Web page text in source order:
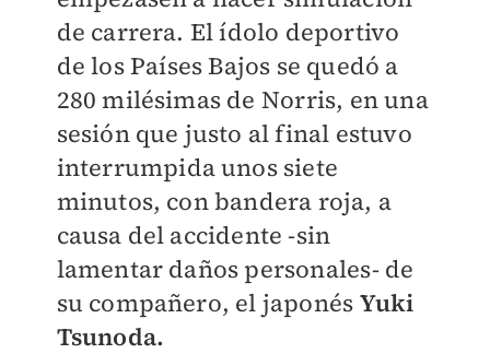
de carrera. El ídolo deportivo
de losPaíses Bajos se quedó a
280 milésimas de Norris, en una
sesión que justo al final estuvo
interrumpida unos siete
minutos, con bandera roja, a
causa del accidente -sin
lamentar daños personales- de
su compañero, el japonés Yuki
Tsunoda.